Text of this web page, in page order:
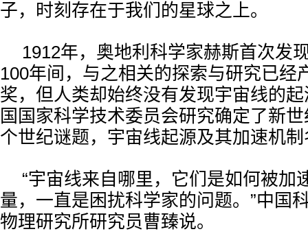
子，时刻存在于我们的星球之上。
1912年，奥地利科学家赫斯首次发
100年间，与之相关的探索与研究已经
奖，但人类却始终没有发现宇宙线的
国国家科学技术委员会研究确定了新
个世纪谜题，宇宙线起源及其加速机
“宇宙线来自哪里，它们是如何被加
量，一直是困扰科学家的问题。”中国
物理研究所研究员曹臻说。